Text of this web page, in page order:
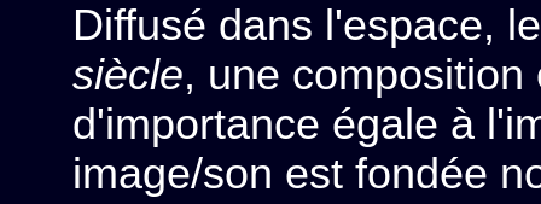
Diffusé dans l'espace,
siècle, une
d'importance égale à
image/son est fondée